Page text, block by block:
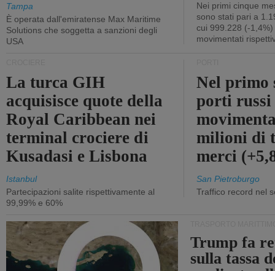
Tampa
È operata dall'emiratense Max Maritime
Solutions che soggetta a sanzioni degli
USA
Nei primi cinque
sono stati pari a
cui 999.228 (-
movimentati
La turca GIH
acquisisce quote della
Royal Caribbean nei
terminal crociere di
Kusadasi e Lisbona
Istanbul
Partecipazioni salite rispettivamente al
99,99% e 60%
Nel primo
porti russi
milioni di
merci
San Pietroburgo
Traffico record nel
Trump fa
sulla tassa